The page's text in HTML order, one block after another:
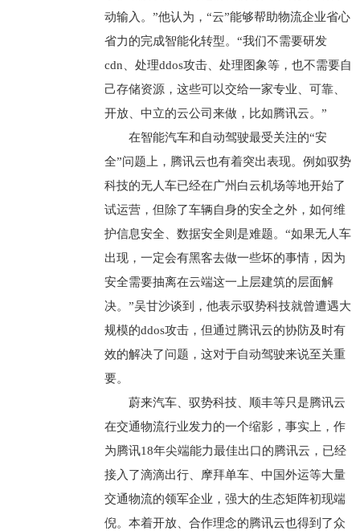
动输入。”他认为，“云”能够帮助物流企业省心
省力的完成智能化转型。“我们不需要研发
cdn、处理ddos攻击、处理图象等，也不需要自
己存储资源，这些可以交给一家专业、可靠、
开放、中立的云公司来做，比如腾讯云。”
在智能汽车和自动驾驶最受关注的“安
全”问题上，腾讯云也有着突出表现。例如驭势
科技的无人车已经在广州白云机场等地开始了
试运营，但除了车辆自身的安全之外，如何维
护信息安全、数据安全则是难题。“如果无人车
出现，一定会有黑客去做一些坏的事情，因为
安全需要抽离在云端这一上层建筑的层面解
决。”吴甘沙谈到，他表示驭势科技就曾遭遇大
规模的ddos攻击，但通过腾讯云的协防及时有
效的解决了问题，这对于自动驾驶来说至关重
要。
蔚来汽车、驭势科技、顺丰等只是腾讯云
在交通物流行业发力的一个缩影，事实上，作
为腾讯18年尖端能力最佳出口的腾讯云，已经
接入了滴滴出行、摩拜单车、中国外运等大量
交通物流的领军企业，强大的生态矩阵初现端
倪。本着开放、合作理念的腾讯云也得到了众